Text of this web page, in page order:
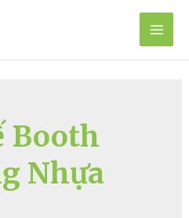
Main
Booth
Nhựa